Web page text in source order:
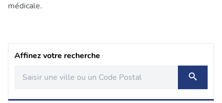
médicale.
Affinez votre recherche